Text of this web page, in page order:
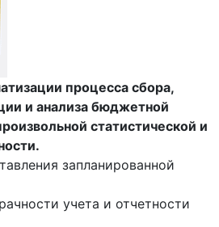
процесса сбора,
и анализа бюджетной
статистической и
запланированной
учета и отчетности